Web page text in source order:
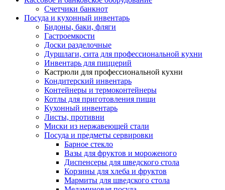
Счетчики банкнот
Посуда и кухонный инвентарь
Бидоны, баки, фляги
Гастроемкости
Доски разделочные
Дуршлаги, сита для профессиональной кухни
Инвентарь для пиццерий
Кастрюли для профессиональной кухни
Кондитерский инвентарь
Контейнеры и термоконтейнеры
Котлы для приготовления пищи
Кухонный инвентарь
Листы, противни
Миски из нержавеющей стали
Посуда и предметы сервировки
Барное стекло
Вазы для фруктов и мороженого
Диспенсеры для шведского стола
Корзины для хлеба и фруктов
Мармиты для шведского стола